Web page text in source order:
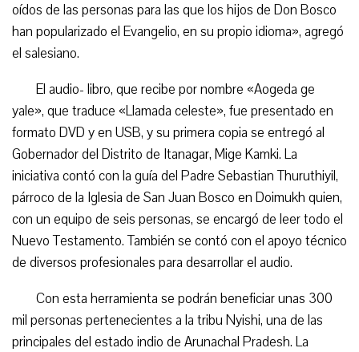
oídos de las personas para las que los hijos de Don Bosco
han popularizado el Evangelio, en su propio idioma», agregó
el salesiano.
El audio- libro, que recibe por nombre «Aogeda ge
yale», que traduce «Llamada celeste», fue presentado en
formato DVD y en USB, y su primera copia se entregó al
Gobernador del Distrito de Itanagar, Mige Kamki. La
iniciativa contó con la guía del Padre Sebastian Thuruthiyil,
párroco de la Iglesia de San Juan Bosco en Doimukh quien,
con un equipo de seis personas, se encargó de leer todo el
Nuevo Testamento. También se contó con el apoyo técnico
de diversos profesionales para desarrollar el audio.
Con esta herramienta se podrán beneficiar unas 300
mil personas pertenecientes a la tribu Nyishi, una de las
principales del estado indio de Arunachal Pradesh. La